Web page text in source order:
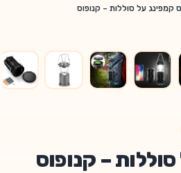
קמפינג על סוללות – קנופוס
– קנופוס